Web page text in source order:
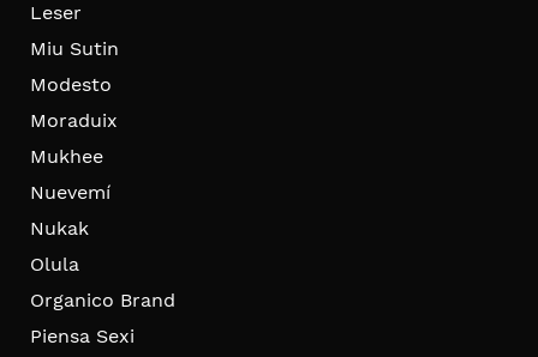
Leser
Miu Sutin
Modesto
Moraduix
Mukhee
Nuevemí
Nukak
Olula
Organico Brand
Piensa Sexi